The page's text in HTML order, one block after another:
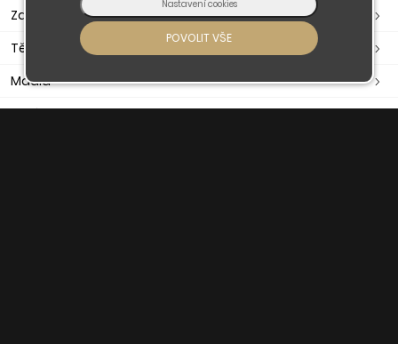
Zavírače, ramínka, otevírače
Těsnění dveřní, okenní, samolepící
Madla
Držáky madla